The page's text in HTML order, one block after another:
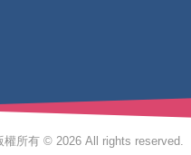
權所有 © 2026 All rights reserved.